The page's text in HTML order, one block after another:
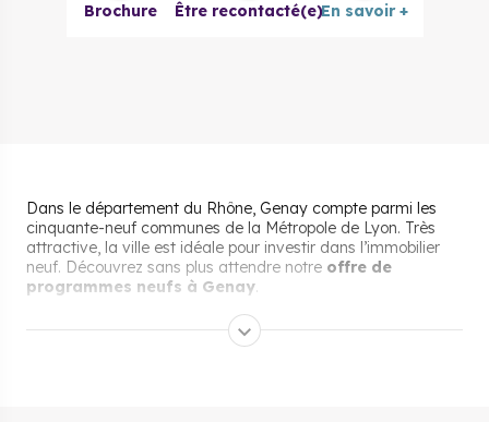
Brochure Être recontacté(e)En savoir +
Dans le département du Rhône, Genay compte parmi les
cinquante-neuf communes de la Métropole de Lyon. Très
attractive, la ville est idéale pour investir dans l’immobilier
neuf. Découvrez sans plus attendre notre offre de
programmes neufs à Genay.
Pourquoi s’installer et vivre